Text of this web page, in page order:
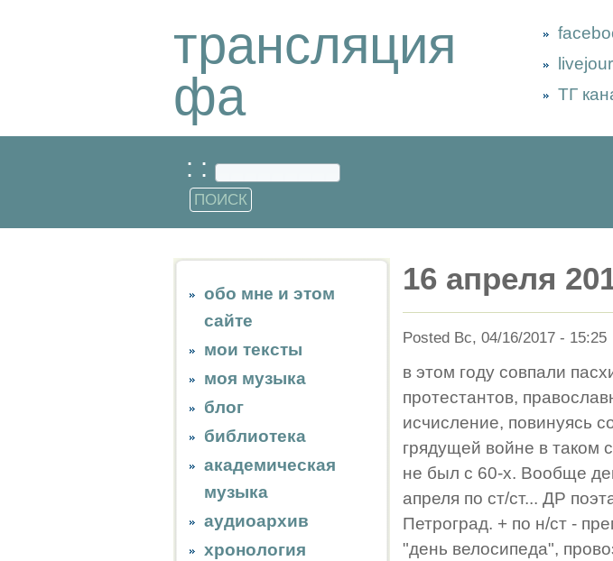
трансляция
фа
ТГ
: :
обо мне и этом
сайте
мои тексты
моя музыка
блог
библиотека
академическая
музыка
аудиоархив
хронология
16 апреля
Posted Вс, 04/16/2017 - 15:25
в этом году совпали
протестантов,
исчисление, повинуясь
грядущей войне в таком
не был с 60-х. Вообще
апреля по ст/ст... ДР
Петроград. + по н/ст -
"день велосипеда",